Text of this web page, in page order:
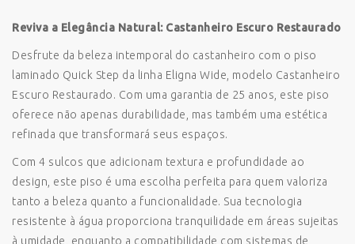
Reviva a Elegância Natural: Castanheiro Escuro Restaurado
Desfrute da beleza intemporal do castanheiro com o piso
laminado Quick Step da linha Eligna Wide, modelo Castanheiro
Escuro Restaurado. Com uma garantia de 25 anos, este piso
oferece não apenas durabilidade, mas também uma estética
refinada que transformará seus espaços.
Com 4 sulcos que adicionam textura e profundidade ao
design, este piso é uma escolha perfeita para quem valoriza
tanto a beleza quanto a funcionalidade. Sua tecnologia
resistente à água proporciona tranquilidade em áreas sujeitas
à umidade, enquanto a compatibilidade com sistemas de